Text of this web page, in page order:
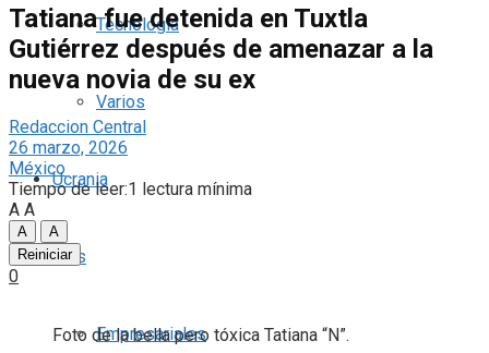
Tecnología
Varios
Ucrania
Más
Empresariales
Tatiana fue detenida en Tuxtla
Gutiérrez después de amenazar a la
nueva novia de su ex
Redaccion Central
26 marzo, 2026
México
Tiempo de leer:1 lectura mínima
A A
A
A
Reiniciar
0
Foto de la bella pero tóxica Tatiana “N”.